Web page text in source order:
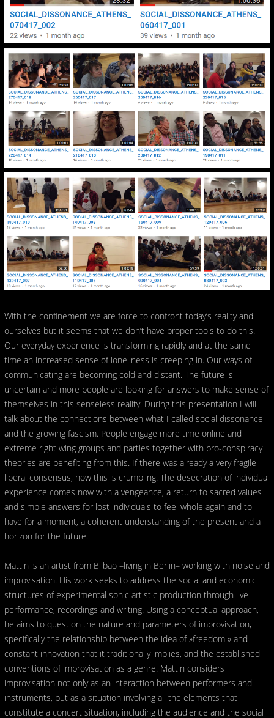
With the confinement we are force to confront today’s reality and
ourselves but it seems that we don’t have proper tools to do this.
Our everyday experience is transforming rapidly and at the same
time an increased sense of loneliness is creeping in. Our ways of
communicating are becoming cold and distant. The future is
uncertain and more people are looking for answers to make sense of
themselves in this senseless reality. During this presentation I will
talk about the connections between what I called social dissonance
and the growing fascism. People engage more time online and
extreme right wing groups and parties together with pro-conspiracy
theories are benefiting from this. If there was already a very fragile
liberal consensus, now this is crumbling. The desecration of individual
experience comes now with a vengeance, a return to sacred values
and simple answers for lost individuals to feel whole again and to
have for a moment, a coherent understanding of the present and a
horizon for the future.
Mattin is an artist from Bilbao –living in Berlin– working with noise and
improvisation. His work seeks to address the social and economic
structures of experimental sonic artistic production through live
performance, recordings and writing. Using a conceptual approach,
he aims to question the nature and parameters of improvisation,
specifically the relationship between the idea of »freedom » and
constant innovation that it traditionally implies, and the established
conventions of improvisation as a genre. Mattin considers
improvisation not only as an interaction between performers and
instruments, but as a situation involving all the elements that
constitute a concert situation, including the audience and the social